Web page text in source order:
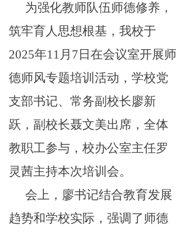
联系我们
为强化教师队伍师德修养，
筑牢育人思想根基， 我校于
2025年11月 7 日在会议室开展师
德师风专题培训活动， 学校党
支部书记、常务副校长廖新
跃 ， 副校长聂文美出席，全体
教职工参与，校办公室主任罗
灵茜主持本次培训会。
会上，廖书记结合教育发展
趋势和学校实际，强调了师德